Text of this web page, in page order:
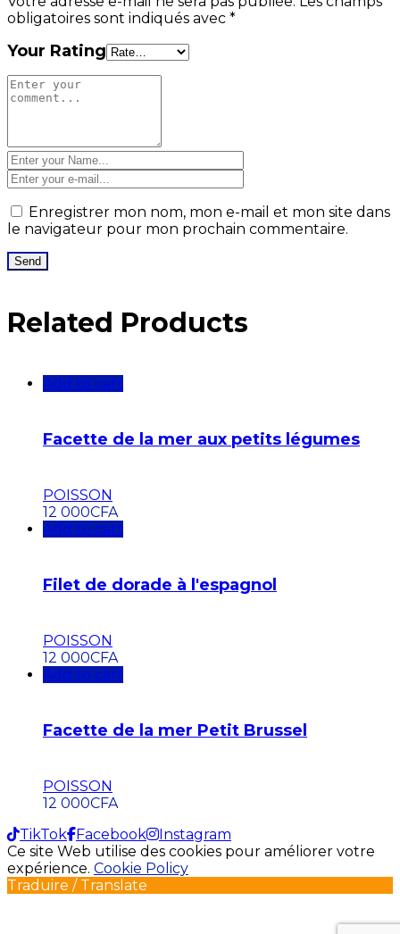
obligatoires sont indiqués avec *
Your Rating
Enregistrer mon nom, mon e-mail et mon site dans
le navigateur pour mon prochain commentaire.
Related Products
Add to cart
Facette de la mer aux petits légumes
POISSON
12 000CFA
Add to cart
Filet de dorade à l'espagnol
POISSON
12 000CFA
Add to cart
Facette de la mer Petit Brussel
POISSON
12 000CFA
TikTok
Facebook
Instagram
Ce site Web utilise des cookies pour améliorer votre
expérience. Cookie Policy
Traduire / Translate